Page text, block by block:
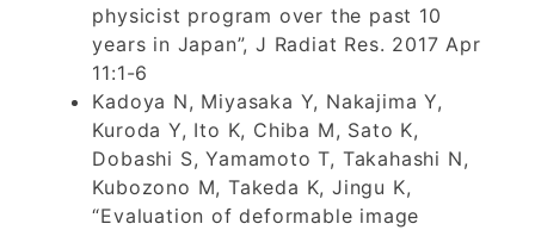
physicist program over the past 10
years in Japan”, J Radiat Res. 2017 Apr
11:1-6
Kadoya N, Miyasaka Y, Nakajima Y,
Kuroda Y, Ito K, Chiba M, Sato K,
Dobashi S, Yamamoto T, Takahashi N,
Kubozono M, Takeda K, Jingu K,
“Evaluation of deformable image